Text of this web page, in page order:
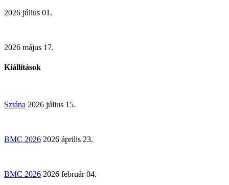
2026 július 01.
2026 május 17.
Kiállítások
Sztána 2026 július 15.
BMC 2026 2026 április 23.
BMC 2026 2026 február 04.